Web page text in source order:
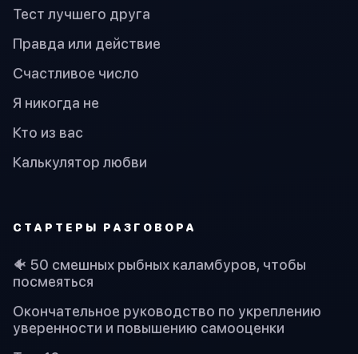
Тест лучшего друга
Правда или действие
Счастливое число
Я никогда не
Кто из вас
Калькулятор любви
СТАРТЕРЫ РАЗГОВОРА
🐠 50 смешных рыбных каламбуров, чтобы
посмеяться
Окончательное руководство по укреплению
уверенности и повышению самооценки